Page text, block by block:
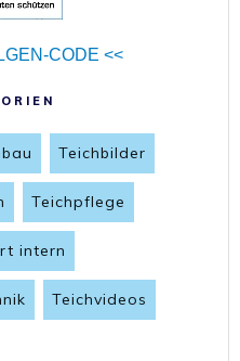
CODE <<
Teichbilder
Teichpflege
intern
Teichvideos